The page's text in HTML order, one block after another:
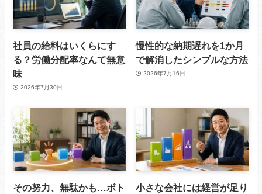
社員の給料はいくらにす
る？労働分配率なんて無意
味
2026年7月30日
慢性的な納期遅れを1か月
で解消したシンプルな方法
2026年7月16日
その努力、無駄かも…ボト
小さな会社には経営が足り